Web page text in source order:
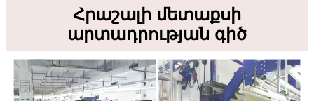
Հրաշալի մետաքսի
արտադրության գիծ